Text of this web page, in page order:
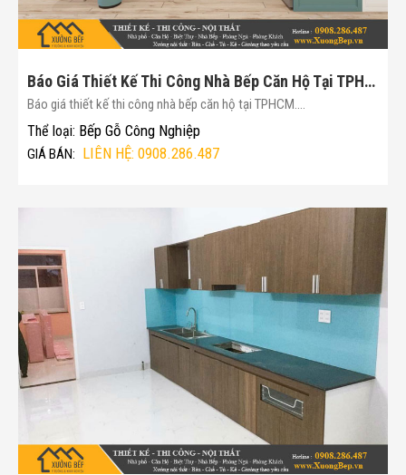
Báo Giá Thiết Kế Thi Công Nhà Bếp Căn Hộ Tại TPHCM(Mã :173)
Báo giá thiết kế thi công nhà bếp căn hộ tại TPHCM....
Thể loại: Bếp Gỗ Công Nghiệp
GIÁ BÁN: LIÊN HỆ: 0908.286.487